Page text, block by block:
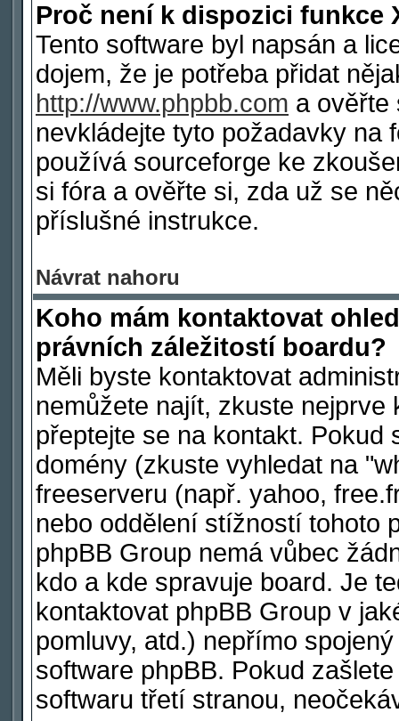
Proč není k dispozici funkce
Tento software byl napsán a
dojem, že je potřeba přidat
http://www.phpbb.com a ověřte
nevkládejte tyto požadavky na
používá sourceforge ke
si fóra a ověřte si, zda už se
příslušné instrukce.
Návrat nahoru
Koho mám kontaktovat
právních záležitostí boardu?
Měli byste kontaktovat
nemůžete najít, zkuste
přeptejte se na kontakt. Pokud
domény (zkuste vyhledat na
freeserveru (např. yahoo,
nebo oddělení stížností tohoto
phpBB Group nemá vůbec
kdo a kde spravuje board. Je
kontaktovat phpBB Group v
pomluvy, atd.) nepřímo
software phpBB. Pokud
softwaru třetí stranou,